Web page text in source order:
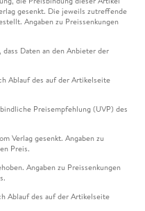
gesenkt. Die jeweils zutreffende
Angaben zu Preissenkungen
Daten an den Anbieter der
Ablauf des auf der Artikelseite
Preisempfehlung (UVP) des
Verlag gesenkt. Angaben zu
Preis.
Angaben zu Preissenkungen
Ablauf des auf der Artikelseite